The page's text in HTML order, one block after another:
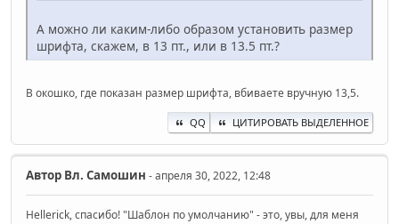
А можно ли каким-либо образом установить размер
шрифта, скажем, в 13 пт., или в 13.5 пт.?
В окошко, где показан размер шрифта, вбиваете вручную 13,5.
QQ ЦИТИРОВАТЬ ВЫДЕЛЕННОЕ
Автор Вл. Самошин - апреля 30, 2022, 12:48
Hellerick, спасибо! "Шаблон по умолчанию" - это, увы, для меня